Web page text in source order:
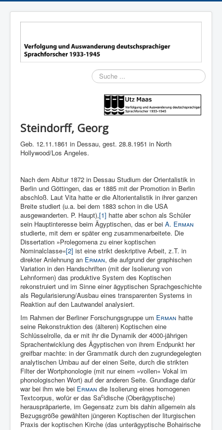
Suchen
Steindorff, Georg
Geb. 12.11.1861 in Dessau, gest. 28.8.1951 in North
Hollywood/Los Angeles.
Nach dem Abitur 1872 in Dessau Studium der Orientalistik in
Berlin und Göttingen, das er 1885 mit der Promotion in Berlin
abschloß. Laut Vita hatte er die Altorientalistik in ihrer ganzen
Breite studiert (u.a. bei dem 1883 schon in die USA
ausgewanderten. P. Haupt),[1] hatte aber schon als Schüler
sein Hauptinteresse beim Ägyptischen, das er bei A. Erman
studierte, mit dem er später eng zusammenarbeitete. Die
Dissertation »Prolegomena zu einer koptischen
Nominalclasse«[2] ist eine strikt deskriptive Arbeit, z.T. in
direkter Anlehnung an Erman, die aufgrund der graphischen
Variation in den Handschriften (mit der Isolierung von
Lehnformen) das produktive System des Koptischen
rekonstruiert und im Sinne einer ägyptischen Sprachgeschichte
als Regularisierung/Ausbau eines transparenten Systems in
Reaktion auf den Lautwandel analysiert.
Im Rahmen der Berliner Forschungsgruppe um Erman hatte
seine Rekonstruktion des (älteren) Koptischen eine
Schlüsselrolle, da er mit ihr die Dynamik der 4000-jährigen
Sprachentwicklung des Ägyptischen von ihrem Endpunkt her
greifbar machte: in der Grammatik durch den zugrundegelegten
analytischen Umbau auf der einen Seite, durch die strikten
Filter der Wortphonologie (mit nur einem »vollen« Vokal im
phonologischen Wort) auf der anderen Seite. Grundlage dafür
war bei ihm wie bei Erman die Isolierung eines homogenen
Textcorpus, wofür er das Sacidische (Oberägyptische)
herauspräparierte, im Gegensatz zum bis dahin allgemein als
Bezugsgröße gewählten jüngeren Koptischen der liturgischen
Praxis der koptischen Kirche (das unterägyptische Bohairische